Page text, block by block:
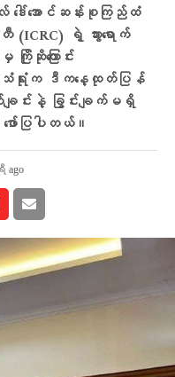
အောင်ဆန်းစုကြည်ထံ
ရဲ့ သွားရောက်
ဆိုကြောင်း
ရုံးက ဒီကနေ့ထုတ်ပြန်
ချင်းနဲ့ ခြွင်းချက်မရှိ
ော်ပြပါတယ်။
ago